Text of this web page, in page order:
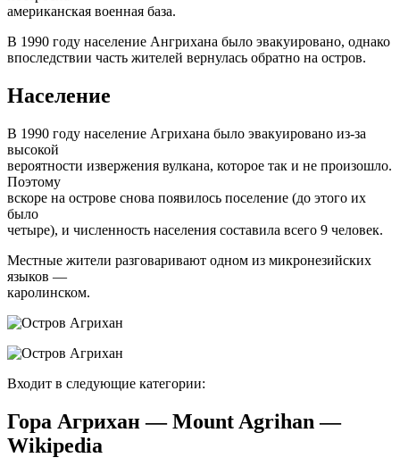
американская военная база.
В 1990 году население Ангрихана было эвакуировано, однако
впоследствии часть жителей вернулась обратно на остров.
Население
В 1990 году население Агрихана было эвакуировано из-за
высокой
вероятности извержения вулкана, которое так и не произошло.
Поэтому
вскоре на острове снова появилось поселение (до этого их
было
четыре), и численность населения составила всего 9 человек.
Местные жители разговаривают одном из микронезийских
языков —
каролинском.
Входит в следующие категории:
Гора Агрихан — Mount Agrihan —
Wikipedia